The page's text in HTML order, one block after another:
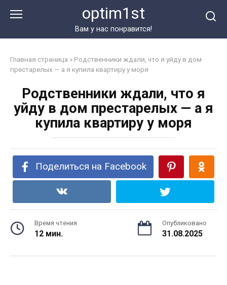
optim1st
Вам у нас понравится!
Главная страница » Родственники ждали, что я уйду в дом
престарелых — а я купила квартиру у моря
Родственники ждали, что я
уйду в дом престарелых — а я
купила квартиру у моря
Поделиться на Facebook
Время чтения
12 мин.
Опубликовано
31.08.2025